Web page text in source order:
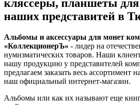
кляссеры, планшеты
наших представитей в
Альбомы и аксессуары для монет
«КоллекционерЪ» - лидер на
нумизматических товаров. Наши
нашу продукцию у представителей
предлагаем заказать весь ассортимент
наш официальный интернет-магазин.
Альбомы или как их называют еще